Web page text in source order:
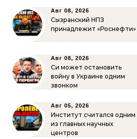
Авг 08, 2026
Сызранский НПЗ
принадлежит «Роснефти»
Авг 08, 2026
Си может остановить
войну в Украине одним
звонком
Авг 05, 2026
Институт считался одним
из главных научных
центров